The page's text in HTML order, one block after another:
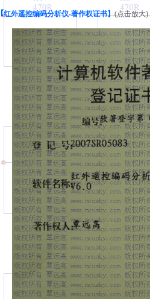
【红外遥控编码分析仪-著作权证书】(点击放大)